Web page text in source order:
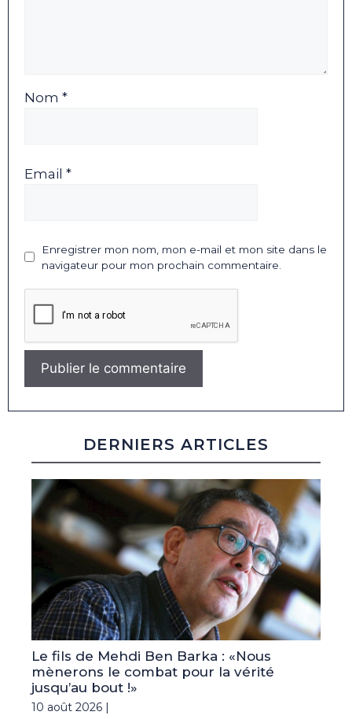
Nom *
Email *
Enregistrer mon nom, mon e-mail et mon site dans le
navigateur pour mon prochain commentaire.
DERNIERS ARTICLES
Le fils de Mehdi Ben Barka : «Nous
mènerons le combat pour la vérité
jusqu’au bout !»
10 août 2026 |